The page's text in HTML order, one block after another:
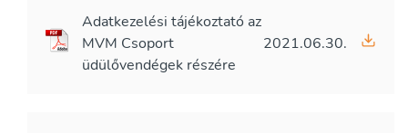
Adatkezelési tájékoztató az
MVM Csoport
üdülővendégek részére
2021.06.30.